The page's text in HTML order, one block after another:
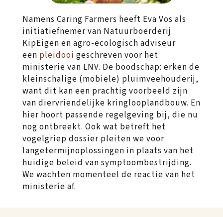
Namens Caring Farmers heeft Eva Vos als
initiatiefnemer van Natuurboerderij
KipEigen en agro-ecologisch adviseur
een pleidooi geschreven voor het
ministerie van LNV. De boodschap: erken de
kleinschalige (mobiele) pluimveehouderij,
want dit kan een prachtig voorbeeld zijn
van diervriendelijke kringlooplandbouw. En
hier hoort passende regelgeving bij, die nu
nog ontbreekt. Ook wat betreft het
vogelgriep dossier pleiten we voor
langetermijnoplossingen in plaats van het
huidige beleid van symptoombestrijding.
We wachten momenteel de reactie van het
ministerie af.